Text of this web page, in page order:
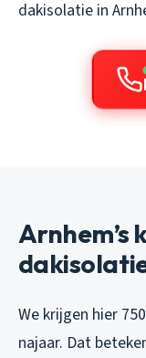
dakisolatie in
We krijgen hier
najaar. Dat